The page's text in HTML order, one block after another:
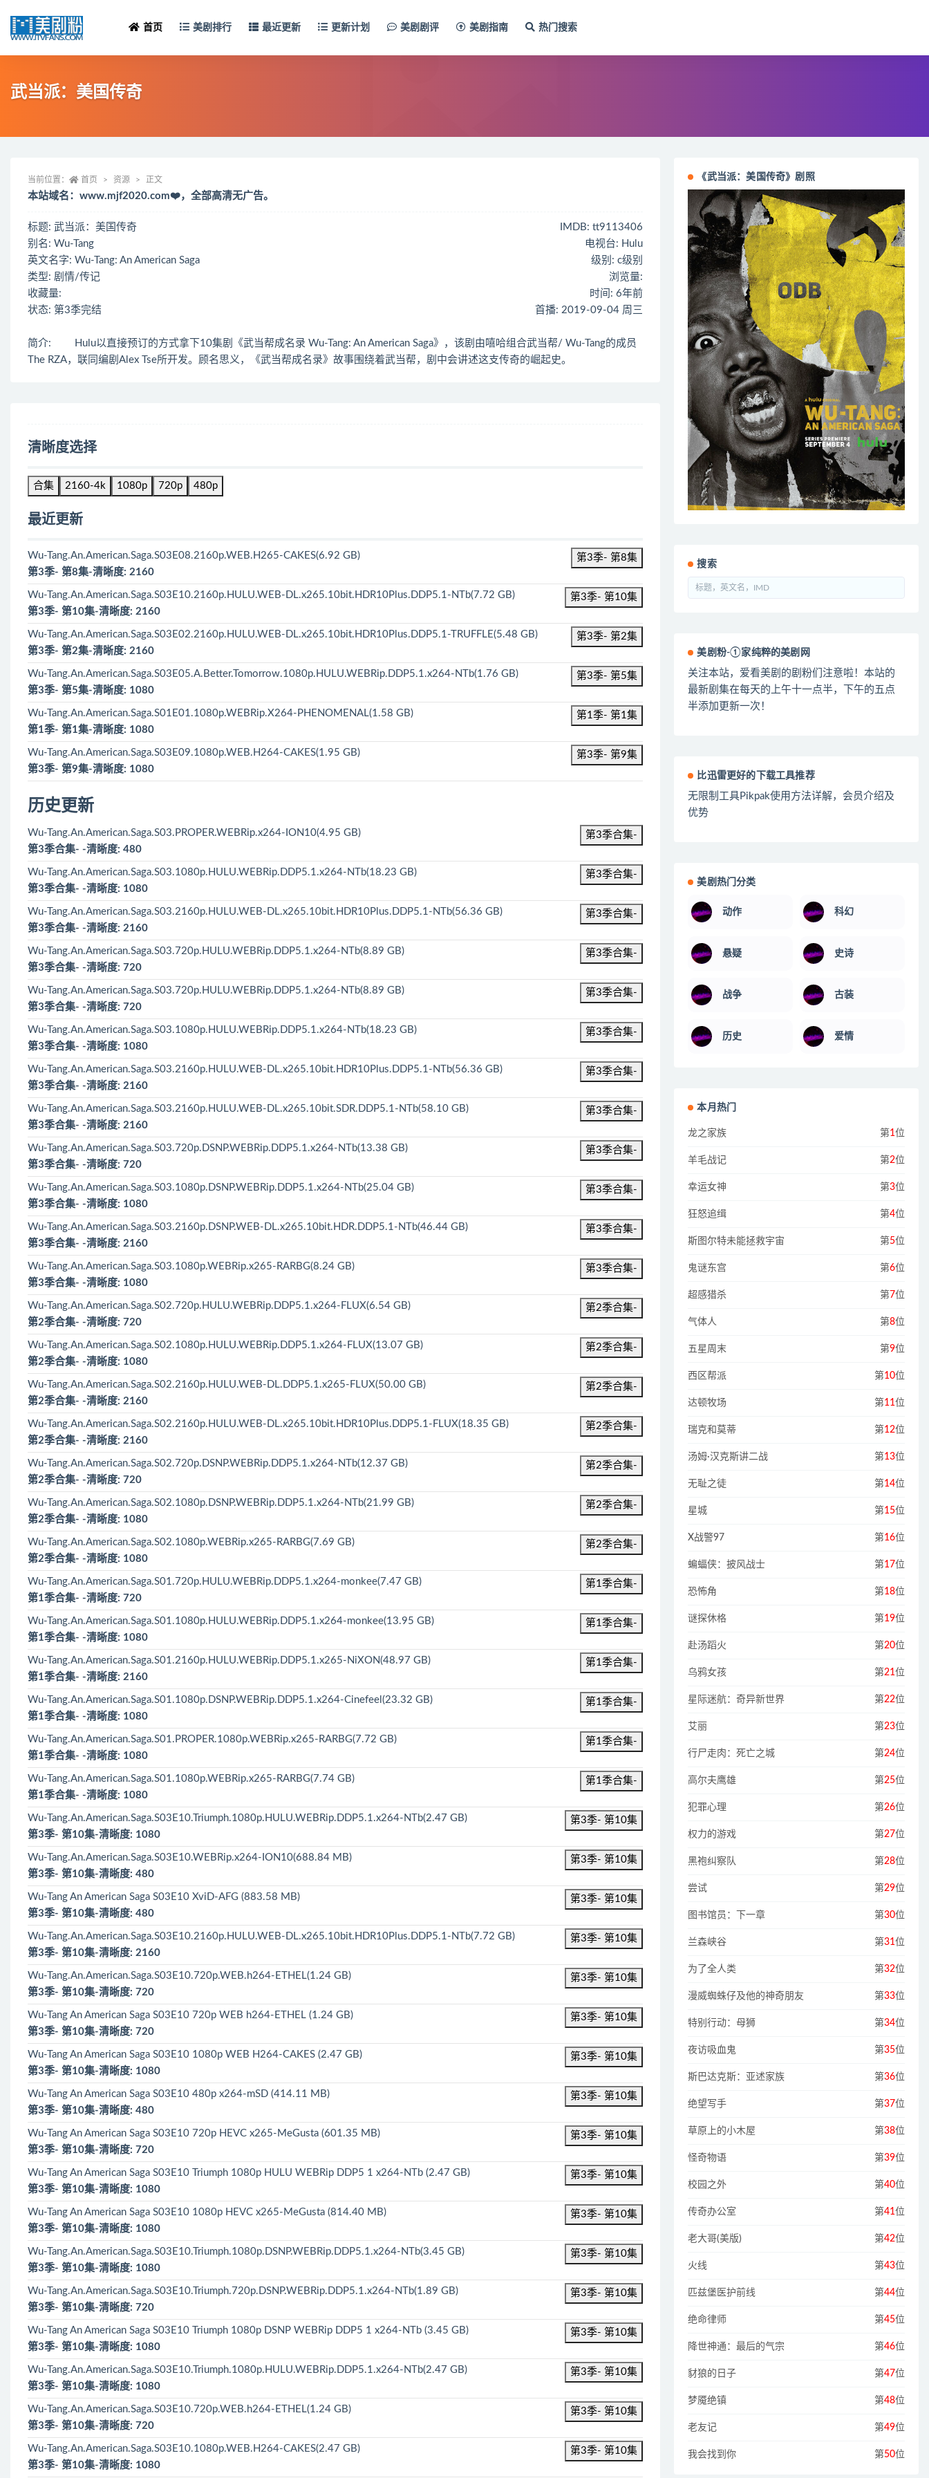
首页 美剧排行 最近更新 更新计划 美剧剧评 美剧指南 热门搜索
武当派：美国传奇
当前位置： 首页 资源 正文
本站域名：www.mjf2020.com❤️，全部高清无广告。
标题: 武当派：美国传奇
IMDB: tt9113406
别名: Wu-Tang
电视台: Hulu
英文名字: Wu-Tang: An American Saga
级别: c级别
类型: 剧情/传记
浏览量:
收藏量:
时间: 6年前
状态: 第3季完结
首播: 2019-09-04 周三
简介: Hulu以直接预订的方式拿下10集剧《武当帮成名录 Wu-Tang: An American Saga》，该剧由嘻哈组合武当帮/ Wu-Tang的成员
The RZA，联同编剧Alex Tse所开发。顾名思义，《武当帮成名录》故事围绕着武当帮，剧中会讲述这支传奇的崛起史。
清晰度选择
合集 2160-4k 1080p 720p 480p
最近更新
Wu-Tang.An.American.Saga.S03E08.2160p.WEB.H265-CAKES(6.92 GB)
第3季- 第8集
第3季- 第8集-清晰度: 2160
Wu-Tang.An.American.Saga.S03E10.2160p.HULU.WEB-DL.x265.10bit.HDR10Plus.DDP5.1-NTb(7.72 GB)
第3季- 第10集
第3季- 第10集-清晰度: 2160
Wu-Tang.An.American.Saga.S03E02.2160p.HULU.WEB-DL.x265.10bit.HDR10Plus.DDP5.1-TRUFFLE(5.48 GB)
第3季- 第2集
第3季- 第2集-清晰度: 2160
Wu-Tang.An.American.Saga.S03E05.A.Better.Tomorrow.1080p.HULU.WEBRip.DDP5.1.x264-NTb(1.76 GB)
第3季- 第5集
第3季- 第5集-清晰度: 1080
Wu-Tang.An.American.Saga.S01E01.1080p.WEBRip.X264-PHENOMENAL(1.58 GB)
第1季- 第1集
第1季- 第1集-清晰度: 1080
Wu-Tang.An.American.Saga.S03E09.1080p.WEB.H264-CAKES(1.95 GB)
第3季- 第9集
第3季- 第9集-清晰度: 1080
历史更新
Wu-Tang.An.American.Saga.S03.PROPER.WEBRip.x264-ION10(4.95 GB)
第3季合集-
第3季合集- -清晰度: 480
Wu-Tang.An.American.Saga.S03.1080p.HULU.WEBRip.DDP5.1.x264-NTb(18.23 GB)
第3季合集-
第3季合集- -清晰度: 1080
Wu-Tang.An.American.Saga.S03.2160p.HULU.WEB-DL.x265.10bit.HDR10Plus.DDP5.1-NTb(56.36 GB)
第3季合集-
第3季合集- -清晰度: 2160
Wu-Tang.An.American.Saga.S03.720p.HULU.WEBRip.DDP5.1.x264-NTb(8.89 GB)
第3季合集-
第3季合集- -清晰度: 720
Wu-Tang.An.American.Saga.S03.720p.HULU.WEBRip.DDP5.1.x264-NTb(8.89 GB)
第3季合集-
第3季合集- -清晰度: 720
Wu-Tang.An.American.Saga.S03.1080p.HULU.WEBRip.DDP5.1.x264-NTb(18.23 GB)
第3季合集-
第3季合集- -清晰度: 1080
Wu-Tang.An.American.Saga.S03.2160p.HULU.WEB-DL.x265.10bit.HDR10Plus.DDP5.1-NTb(56.36 GB)
第3季合集-
第3季合集- -清晰度: 2160
Wu-Tang.An.American.Saga.S03.2160p.HULU.WEB-DL.x265.10bit.SDR.DDP5.1-NTb(58.10 GB)
第3季合集-
第3季合集- -清晰度: 2160
Wu-Tang.An.American.Saga.S03.720p.DSNP.WEBRip.DDP5.1.x264-NTb(13.38 GB)
第3季合集-
第3季合集- -清晰度: 720
Wu-Tang.An.American.Saga.S03.1080p.DSNP.WEBRip.DDP5.1.x264-NTb(25.04 GB)
第3季合集-
第3季合集- -清晰度: 1080
Wu-Tang.An.American.Saga.S03.2160p.DSNP.WEB-DL.x265.10bit.HDR.DDP5.1-NTb(46.44 GB)
第3季合集-
第3季合集- -清晰度: 2160
Wu-Tang.An.American.Saga.S03.1080p.WEBRip.x265-RARBG(8.24 GB)
第3季合集-
第3季合集- -清晰度: 1080
Wu-Tang.An.American.Saga.S02.720p.HULU.WEBRip.DDP5.1.x264-FLUX(6.54 GB)
第2季合集-
第2季合集- -清晰度: 720
Wu-Tang.An.American.Saga.S02.1080p.HULU.WEBRip.DDP5.1.x264-FLUX(13.07 GB)
第2季合集-
第2季合集- -清晰度: 1080
Wu-Tang.An.American.Saga.S02.2160p.HULU.WEB-DL.DDP5.1.x265-FLUX(50.00 GB)
第2季合集-
第2季合集- -清晰度: 2160
Wu-Tang.An.American.Saga.S02.2160p.HULU.WEB-DL.x265.10bit.HDR10Plus.DDP5.1-FLUX(18.35 GB)
第2季合集-
第2季合集- -清晰度: 2160
Wu-Tang.An.American.Saga.S02.720p.DSNP.WEBRip.DDP5.1.x264-NTb(12.37 GB)
第2季合集-
第2季合集- -清晰度: 720
Wu-Tang.An.American.Saga.S02.1080p.DSNP.WEBRip.DDP5.1.x264-NTb(21.99 GB)
第2季合集-
第2季合集- -清晰度: 1080
Wu-Tang.An.American.Saga.S02.1080p.WEBRip.x265-RARBG(7.69 GB)
第2季合集-
第2季合集- -清晰度: 1080
Wu-Tang.An.American.Saga.S01.720p.HULU.WEBRip.DDP5.1.x264-monkee(7.47 GB)
第1季合集-
第1季合集- -清晰度: 720
Wu-Tang.An.American.Saga.S01.1080p.HULU.WEBRip.DDP5.1.x264-monkee(13.95 GB)
第1季合集-
第1季合集- -清晰度: 1080
Wu-Tang.An.American.Saga.S01.2160p.HULU.WEBRip.DDP5.1.x265-NiXON(48.97 GB)
第1季合集-
第1季合集- -清晰度: 2160
Wu-Tang.An.American.Saga.S01.1080p.DSNP.WEBRip.DDP5.1.x264-Cinefeel(23.32 GB)
第1季合集-
第1季合集- -清晰度: 1080
Wu-Tang.An.American.Saga.S01.PROPER.1080p.WEBRip.x265-RARBG(7.72 GB)
第1季合集-
第1季合集- -清晰度: 1080
Wu-Tang.An.American.Saga.S01.1080p.WEBRip.x265-RARBG(7.74 GB)
第1季合集-
第1季合集- -清晰度: 1080
Wu-Tang.An.American.Saga.S03E10.Triumph.1080p.HULU.WEBRip.DDP5.1.x264-NTb(2.47 GB)
第3季- 第10集
第3季- 第10集-清晰度: 1080
Wu-Tang.An.American.Saga.S03E10.WEBRip.x264-ION10(688.84 MB)
第3季- 第10集
第3季- 第10集-清晰度: 480
Wu-Tang An American Saga S03E10 XviD-AFG (883.58 MB)
第3季- 第10集
第3季- 第10集-清晰度: 480
Wu-Tang.An.American.Saga.S03E10.2160p.HULU.WEB-DL.x265.10bit.HDR10Plus.DDP5.1-NTb(7.72 GB)
第3季- 第10集
第3季- 第10集-清晰度: 2160
Wu-Tang.An.American.Saga.S03E10.720p.WEB.h264-ETHEL(1.24 GB)
第3季- 第10集
第3季- 第10集-清晰度: 720
Wu-Tang An American Saga S03E10 720p WEB h264-ETHEL (1.24 GB)
第3季- 第10集
第3季- 第10集-清晰度: 720
Wu-Tang An American Saga S03E10 1080p WEB H264-CAKES (2.47 GB)
第3季- 第10集
第3季- 第10集-清晰度: 1080
Wu-Tang An American Saga S03E10 480p x264-mSD (414.11 MB)
第3季- 第10集
第3季- 第10集-清晰度: 480
Wu-Tang An American Saga S03E10 720p HEVC x265-MeGusta (601.35 MB)
第3季- 第10集
第3季- 第10集-清晰度: 720
Wu-Tang An American Saga S03E10 Triumph 1080p HULU WEBRip DDP5 1 x264-NTb (2.47 GB)
第3季- 第10集
第3季- 第10集-清晰度: 1080
Wu-Tang An American Saga S03E10 1080p HEVC x265-MeGusta (814.40 MB)
第3季- 第10集
第3季- 第10集-清晰度: 1080
Wu-Tang.An.American.Saga.S03E10.Triumph.1080p.DSNP.WEBRip.DDP5.1.x264-NTb(3.45 GB)
第3季- 第10集
第3季- 第10集-清晰度: 1080
Wu-Tang.An.American.Saga.S03E10.Triumph.720p.DSNP.WEBRip.DDP5.1.x264-NTb(1.89 GB)
第3季- 第10集
第3季- 第10集-清晰度: 720
Wu-Tang An American Saga S03E10 Triumph 1080p DSNP WEBRip DDP5 1 x264-NTb (3.45 GB)
第3季- 第10集
第3季- 第10集-清晰度: 1080
Wu-Tang.An.American.Saga.S03E10.Triumph.1080p.HULU.WEBRip.DDP5.1.x264-NTb(2.47 GB)
第3季- 第10集
第3季- 第10集-清晰度: 1080
Wu-Tang.An.American.Saga.S03E10.720p.WEB.h264-ETHEL(1.24 GB)
第3季- 第10集
第3季- 第10集-清晰度: 720
Wu-Tang.An.American.Saga.S03E10.1080p.WEB.H264-CAKES(2.47 GB)
第3季- 第10集
第3季- 第10集-清晰度: 1080
《武当派：美国传奇》剧照
搜索
美剧粉-①家纯粹的美剧网
关注本站，爱看美剧的剧粉们注意啦！本站的
最新剧集在每天的上午十一点半，下午的五点
半添加更新一次！
比迅雷更好的下载工具推荐
无限制工具Pikpak使用方法详解，会员介绍及
优势
美剧热门分类
动作 科幻
悬疑 史诗
战争 古装
历史 爱情
本月热门
龙之家族 第1位
羊毛战记 第2位
幸运女神 第3位
狂怒追缉 第4位
斯图尔特未能拯救宇宙 第5位
鬼谜东宫 第6位
超感猎杀 第7位
气体人 第8位
五星周末 第9位
西区帮派 第10位
达顿牧场 第11位
瑞克和莫蒂 第12位
汤姆·汉克斯讲二战 第13位
无耻之徒 第14位
星城 第15位
X战警97 第16位
蝙蝠侠：披风战士 第17位
恐怖角 第18位
谜探休格 第19位
赴汤蹈火 第20位
乌鸦女孩 第21位
星际迷航：奇异新世界 第22位
艾丽 第23位
行尸走肉：死亡之城 第24位
高尔夫鹰雄 第25位
犯罪心理 第26位
权力的游戏 第27位
黑袍纠察队 第28位
尝试 第29位
图书馆员：下一章 第30位
兰森峡谷 第31位
为了全人类 第32位
漫威蜘蛛仔及他的神奇朋友 第33位
特别行动：母狮 第34位
夜访吸血鬼 第35位
斯巴达克斯：亚述家族 第36位
绝望写手 第37位
草原上的小木屋 第38位
怪奇物语 第39位
校园之外 第40位
传奇办公室 第41位
老大哥(美版) 第42位
火线 第43位
匹兹堡医护前线 第44位
绝命律师 第45位
降世神通：最后的气宗 第46位
豺狼的日子 第47位
梦魇绝镇 第48位
老友记 第49位
我会找到你 第50位